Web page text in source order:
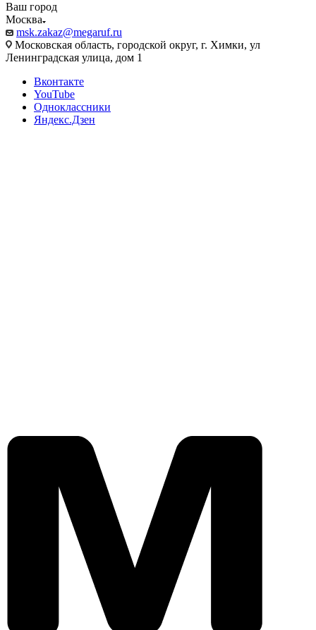
Ваш город
Москва
msk.zakaz@megaruf.ru
Московская область, городской округ, г. Химки, ул
Ленинградская улица, дом 1
Вконтакте
YouTube
Одноклассники
Яндекс.Дзен